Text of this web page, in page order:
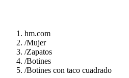
hm.com
/Mujer
/Zapatos
/Botines
/Botines con taco cuadrado